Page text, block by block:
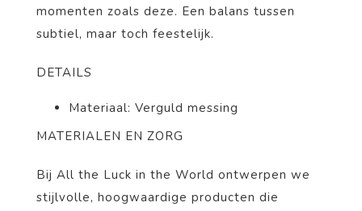
momenten zoals deze. Een balans tussen
subtiel, maar toch feestelijk.
DETAILS
Materiaal: Verguld messing
MATERIALEN EN ZORG
Bij All the Luck in the World ontwerpen we
stijlvolle, hoogwaardige producten die